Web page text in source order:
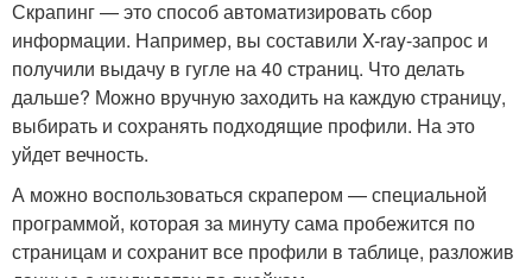
Скрапинг — это способ автоматизировать сбор
информации. Например, вы составили X-ray-запрос и
получили выдачу в гугле на 40 страниц. Что делать
дальше? Можно вручную заходить на каждую страницу,
выбирать и сохранять подходящие профили. На это
уйдет вечность.
А можно воспользоваться скрапером — специальной
программой, которая за минуту сама пробежится по
страницам и сохранит все профили в таблице, разложив